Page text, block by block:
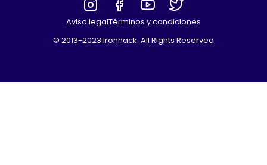
Aviso legalTérminos y condiciones
© 2013-2023 Ironhack. All Rights Reserved